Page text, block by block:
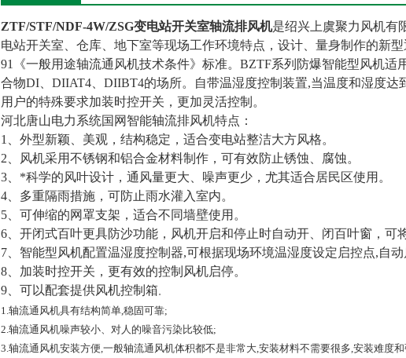
ZTF/STF/NDF-4W/ZSG变电站开关室轴流排风机是绍兴上虞聚力风机有
电站开关室、仓库、地下室等现场工作环境特点，设计、量身制作的新
91《一般用途轴流通风机技术条件》标准。BZTF系列防爆智能型风机适
合物DI、DIIAT4、DIIBT4的场所。自带温湿度控制装置,当温度和湿度
用户的特殊要求加装时控开关，更加灵活控制。
河北唐山电力系统国网智能轴流排风机特点：
1、外型新颖、美观，结构稳定，适合变电站整洁大方风格。
2、风机采用不锈钢和铝合金材料制作，可有效防止锈蚀、腐蚀。
3、*科学的风叶设计，通风量更大、噪声更少，尤其适合居民区使用。
4、多重隔雨措施，可防止雨水灌入室内。
5、可伸缩的网罩支架，适合不同墙壁使用。
6、开闭式百叶更具防沙功能，风机开启和停止时自动开、闭百叶窗，可
7、智能型风机配置温湿度控制器,可根据现场环境温湿度设定启控点,自动
8、加装时控开关，更有效的控制风机启停。
9、可以配套提供风机控制箱
1.轴流通风机具有结构简单,稳固可靠;
2.轴流通风机噪声较小、对人的噪音污染比较低;
3.轴流通风机安装方便,一般轴流通风机体积都不是非常大,安装材料不需要很多,安装难度